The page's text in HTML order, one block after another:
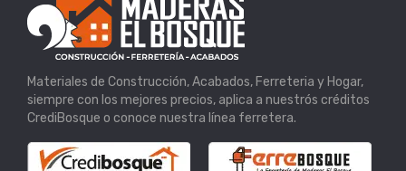
Materiales de Construcción, Acabados, Ferreteria y Hogar,
siempre con los mejores precios, aplica a nuestrós créditos
CrediBosque o conoce nuestra línea ferretera.